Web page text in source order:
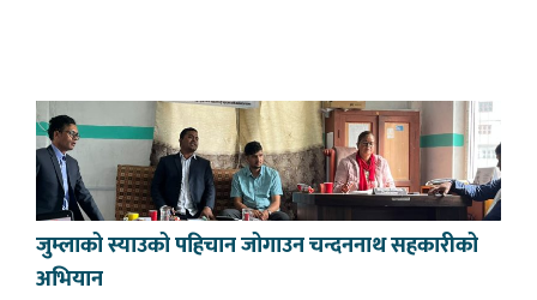
जुम्लाको स्याउको पहिचान जोगाउन चन्दननाथ सहकारीको
अभियान